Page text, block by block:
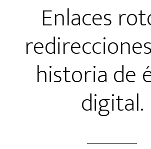
Enlaces
historia de
digital.